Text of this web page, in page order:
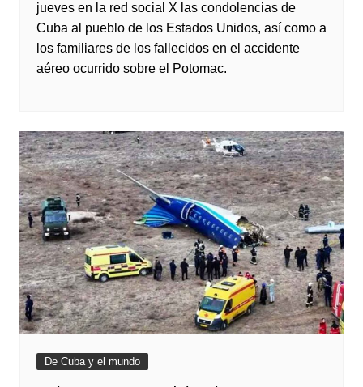
jueves en la red social X las condolencias de
Cuba al pueblo de los Estados Unidos, así como a
los familiares de los fallecidos en el accidente
aéreo ocurrido sobre el Potomac.
De Cuba y el mundo